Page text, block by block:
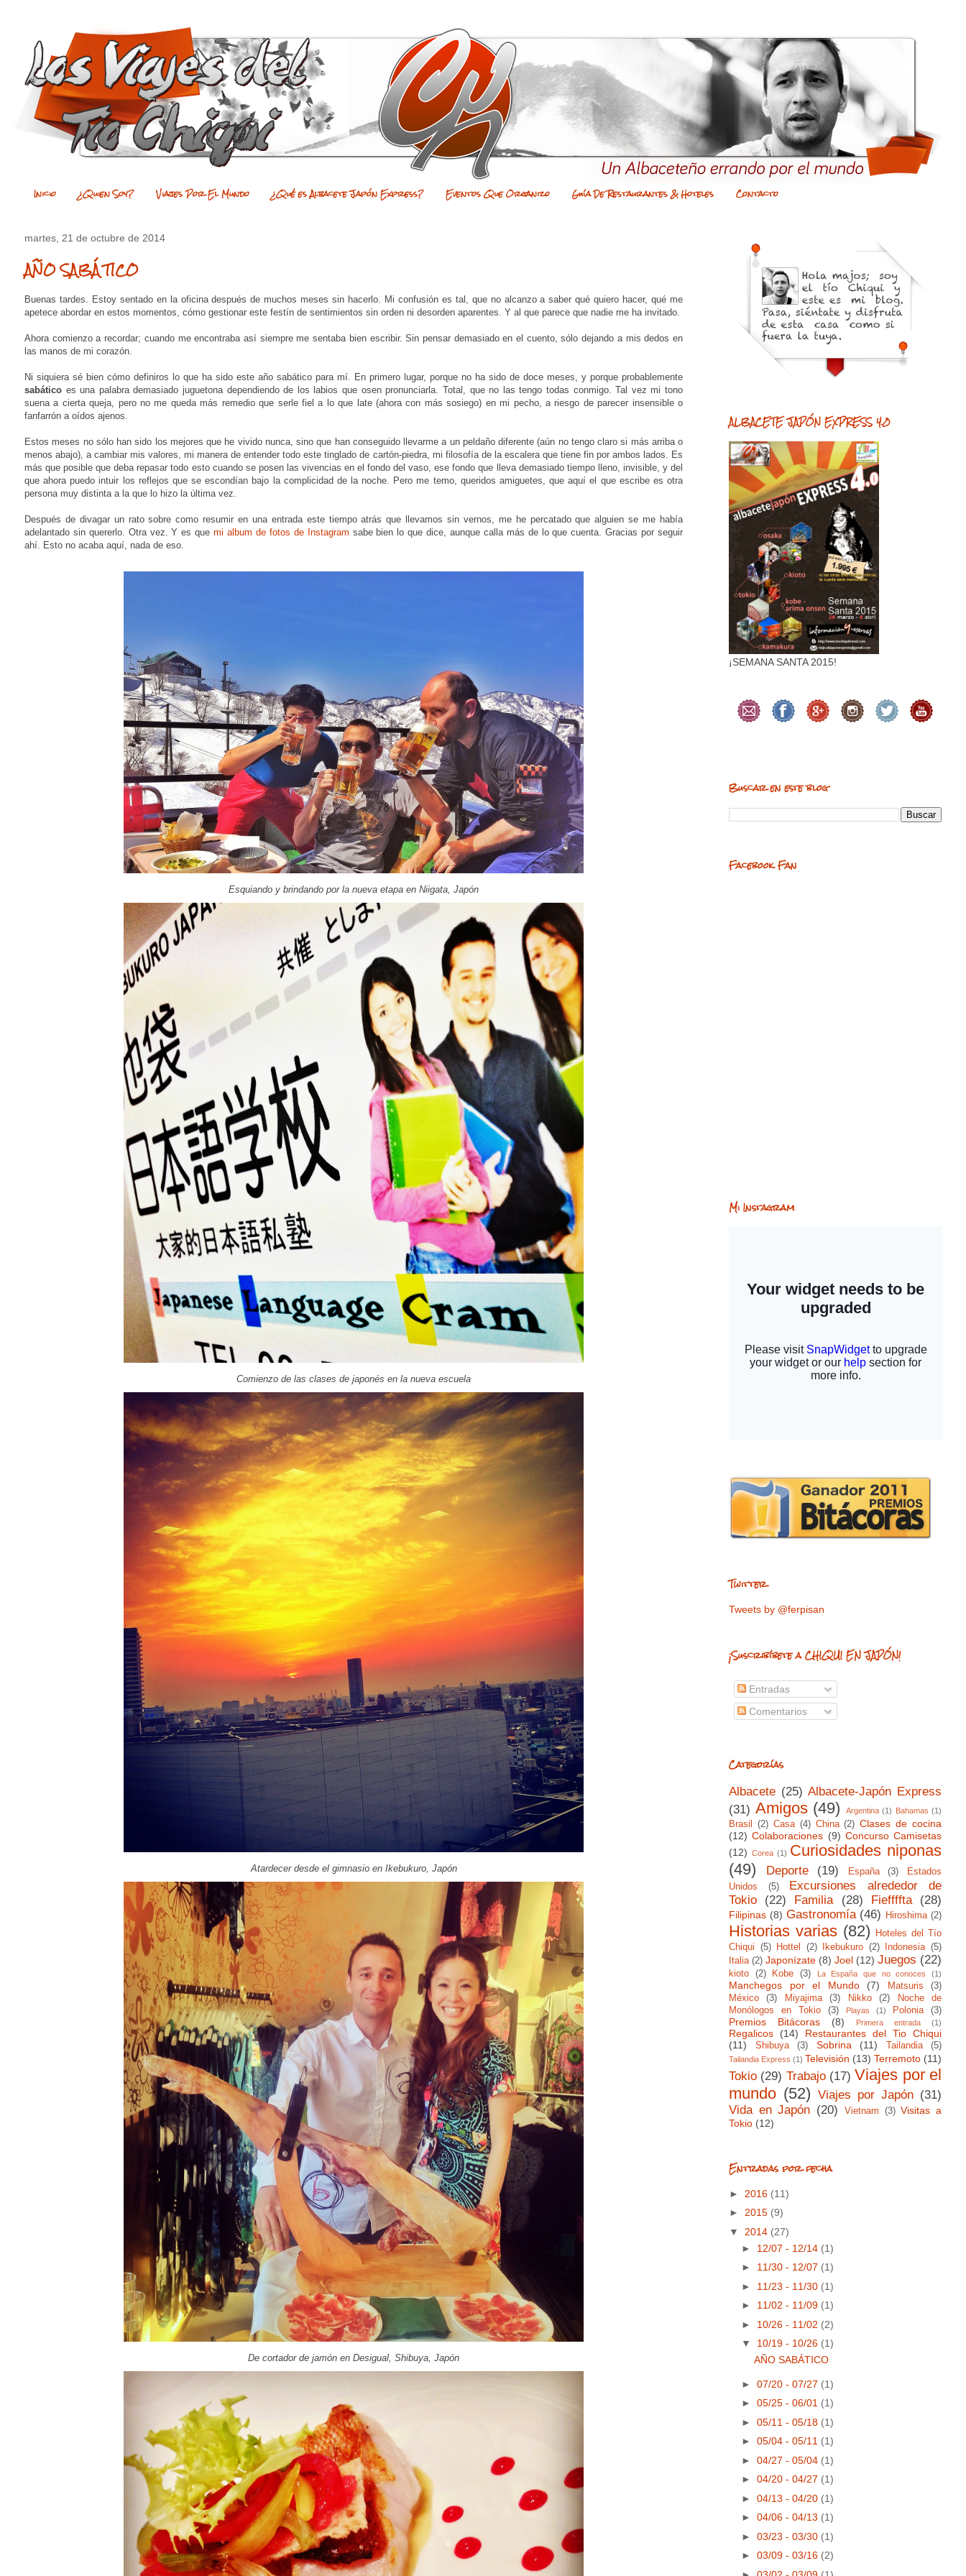
Inicio ¿Quien Soy? Viajes Por El Mundo ¿Qué es Albacete Japón Express? Eventos Que Organizo Guía De Restaurantes & Hoteles Contacto
martes, 21 de octubre de 2014
AÑO SABÁTICO
Buenas tardes. Estoy sentado en la oficina después de muchos meses sin hacerlo. Mi confusión es tal, que no alcanzo a saber qué quiero hacer, qué me
apetece abordar en estos momentos, cómo gestionar este festín de sentimientos sin orden ni desorden aparentes. Y al que parece que nadie me ha invitado.
Ahora comienzo a recordar; cuando me encontraba así siempre me sentaba bien escribir. Sin pensar demasiado en el cuento, sólo dejando a mis dedos en
las manos de mi corazón.
Ni siquiera sé bien cómo definiros lo que ha sido este año sabático para mí. En primero lugar, porque no ha sido de doce meses, y porque probablemente
sabático es una palabra demasiado juguetona dependiendo de los labios que osen pronunciarla. Total, que no las tengo todas conmigo. Tal vez mi tono
suena a cierta queja, pero no me queda más remedio que serle fiel a lo que late (ahora con más sosiego) en mi pecho, a riesgo de parecer insensible o
fanfarrón a oídos ajenos.
Estos meses no sólo han sido los mejores que he vivido nunca, sino que han conseguido llevarme a un peldaño diferente (aún no tengo claro si más arriba o
menos abajo), a cambiar mis valores, mi manera de entender todo este tinglado de cartón-piedra, mi filosofía de la escalera que tiene fin por ambos lados. Es
más que posible que deba repasar todo esto cuando se posen las vivencias en el fondo del vaso, ese fondo que lleva demasiado tiempo lleno, invisible, y del
que ahora puedo intuir los reflejos que se escondían bajo la complicidad de la noche. Pero me temo, queridos amiguetes, que aquí el que escribe es otra
persona muy distinta a la que lo hizo la última vez.
Después de divagar un rato sobre como resumir en una entrada este tiempo atrás que llevamos sin vernos, me he percatado que alguien se me había
adelantado sin quererlo. Otra vez. Y es quemi album de fotos de Instagram sabe bien lo que dice, aunque calla más de lo que cuenta. Gracias por seguir
ahí. Esto no acaba aquí, nada de eso.
Esquiando y brindando por la nueva etapa en Niigata, Japón
Comienzo de las clases de japonés en la nueva escuela
Atardecer desde el gimnasio en Ikebukuro, Japón
De cortador de jamón en Desigual, Shibuya, Japón
ALBACETE JAPÓN EXPRESS 4.0
¡SEMANA SANTA 2015!
Buscar en este blog
Facebook Fan
Mi Instagram
Twitter
Tweets by @ferpisan
¡Suscribíbete a CHIQUI EN JAPÓN!
Entradas
Comentarios
Categorías
Albacete (25) Albacete-Japón Express
(31) Amigos (49) Argentina (1) Bahamas (1)
Brasil (2) Casa (4) China (2) Clases de cocina
(12) Colaboraciones (9) Concurso Camisetas
(12) Corea (1) Curiosidades niponas
(49)
Deporte (19) España (3)
Estados
Unidos
(5)
Excursiones alrededor de
Tokio
(22) Familia (28) Fieffffta (28)
Filipinas (8) Gastronomía (46) Hiroshima (2)
Historias varias (82)
Hoteles del Tío
Chiqui
(5) Hottel (2) Ikebukuro (2) Indonesia (5)
Italia (2) Japonízate (8) Joel (12) Juegos (22)
kioto (2) Kobe (3) La España que no conoces (1)
Manchegos por el Mundo (7) Matsuris
(3)
México
(3) Miyajima (3) Nikko (2)
Noche de
Monólogos en Tokio
(3) Playas (1) Polonia (3)
Premios Bitácoras (8) Primera entrada (1)
Regalicos (14)
Restaurantes del Tio Chiqui
(11)
Shibuya (3) Sobrina (11) Tailandia (5)
Tailandia Express (1) Televisión (13) Terremoto (11)
Tokio (29) Trabajo (17) Viajes por el
mundo (52) Viajes por Japón (31)
Vida en Japón (20) Vietnam (3) Visitas a
Tokio (12)
Entradas por fecha
► 2016 (11)
► 2015 (9)
▼ 2014 (27)
► 12/07 - 12/14 (1)
► 11/30 - 12/07 (1)
► 11/23 - 11/30 (1)
► 11/02 - 11/09 (1)
► 10/26 - 11/02 (2)
▼ 10/19 - 10/26 (1)
AÑO SABÁTICO
► 07/20 - 07/27 (1)
► 05/25 - 06/01 (1)
► 05/11 - 05/18 (1)
► 05/04 - 05/11 (1)
► 04/27 - 05/04 (1)
► 04/20 - 04/27 (1)
► 04/13 - 04/20 (1)
► 04/06 - 04/13 (1)
► 03/23 - 03/30 (1)
► 03/09 - 03/16 (2)